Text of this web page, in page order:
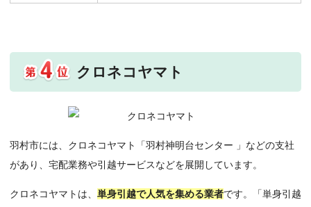
クロネコヤマト
羽村市には、クロネコヤマト「羽村神明台センター 」などの支社
があり、宅配業務や引越サービスなどを展開しています。
クロネコヤマトは、 単身引越で人気を集める業者です。「単身引越